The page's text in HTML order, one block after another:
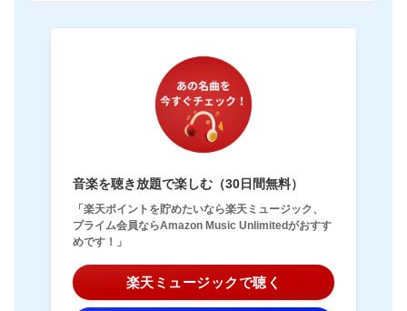
音楽を聴き放題で楽しむ（30日間無料）
「楽天ポイントを貯めたいなら楽天ミュージック、
プライム会員ならAmazon Music Unlimitedがおすす
めです！」
楽天ミュージックで聴く